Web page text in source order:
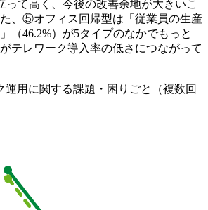
って高く、今後の改善余地が大きいこ
、⑤オフィス回帰型は「従業員の生産
（46.2%）が5タイプのなかでもっと
テレワーク導入率の低さにつながって
運用に関する課題・困りごと（複数回